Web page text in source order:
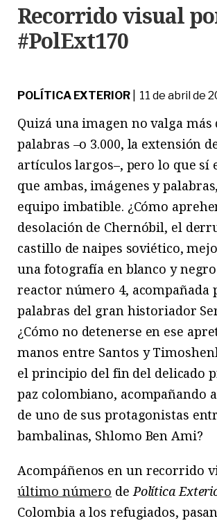
Recorrido visual
#PolExt170
POLÍTICA EXTERIOR| 11 de abril de
Quizá una imagen no valga más
palabras –o 3.000, la extensión
artículos largos–, pero lo que sí
que ambas, imágenes y
equipo imbatible. ¿Cómo
desolación de Chernóbil, el
castillo de naipes soviético,
una fotografía en blanco y
reactor número 4, acompañada
palabras del gran historiador
¿Cómo no detenerse en ese
manos entre Santos y
el principio del fin del delicado
paz colombiano, acompañando
de uno de sus protagonistas
bambalinas, Shlomo Ben Ami?
Acompáñenos en un recorrido
último número dePolítica
Colombia a los refugiados,